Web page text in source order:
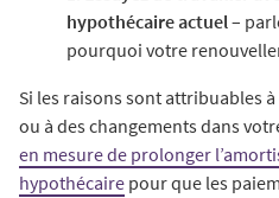
hypothécaire actuel–
pourquoi votre
Si les raisons sont attribuables
ou à des changements dans
en mesure de prolonger
hypothécaire pour que les